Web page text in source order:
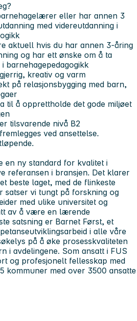
eller har annen 3
med videreutdanning i
aktuell hvis du har annen 3-åring
og har ett ønske om å ta
barnehagepedagogikk
kreativ og varm
på relasjonsbygging med barn,
til å opprettholde det gode miljøet
tilsvarende nivå B2
ved ansettelse.
en ny standard for kvalitet i
referansen i bransjen. Det klarer
beste laget, med de flinkeste
satser vi tungt på forskning og
med ulike universitet og
av å være en lærende
satsning er Barnet Først, et
i alle våre
på å øke prosesskvaliteten
i avdelingene. Som ansatt i FUS
og profesjonelt fellesskap med
kommuner med over 3500 ansatte